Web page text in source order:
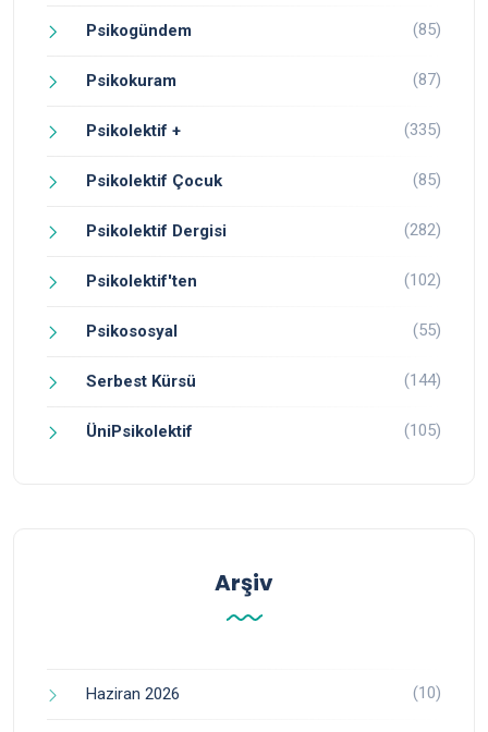
Psikogündem (85)
Psikokuram (87)
Psikolektif + (335)
Psikolektif Çocuk (85)
Psikolektif Dergisi (282)
Psikolektif'ten (102)
Psikososyal (55)
Serbest Kürsü (144)
ÜniPsikolektif (105)
Arşiv
Haziran 2026 (10)